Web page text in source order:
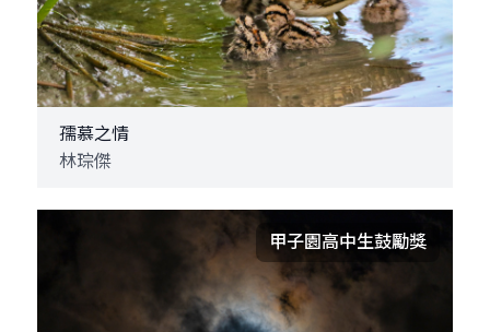
孺慕之情
林琮傑
甲子園高中生鼓勵獎